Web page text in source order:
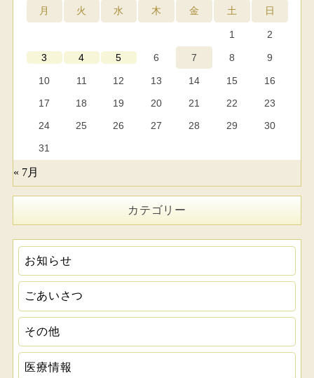
月 火 水 木 金 土 日
1 2
3 4 5 6 7 8 9
10 11 12 13 14 15
16
17
18 19 20 21 22
23
24
25 26 27 28 29
30
31
« 7月
カテゴリー
お知らせ
ごあいさつ
その他
医療情報